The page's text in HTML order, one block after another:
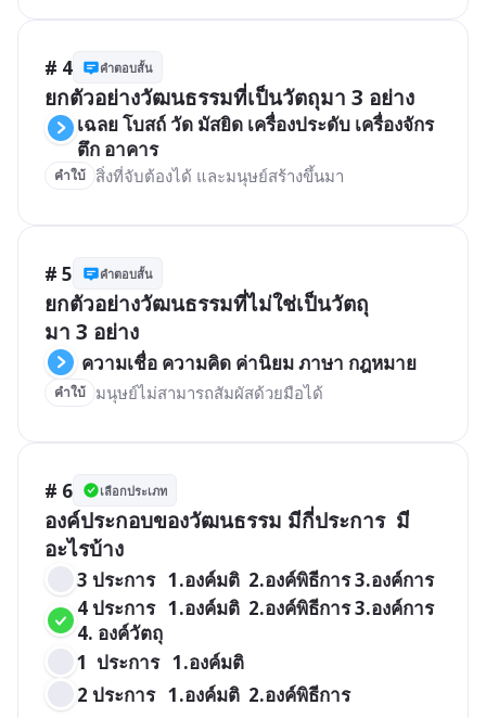
# 4 คำตอบสั้น
เฉลย โบสถ์ วัด มัสยิด เครื่องประดับ เครื่องจักร
ตึก อาคาร
คำใบ้ สิ่งที่จับต้องได้ และมนุษย์สร้างขึ้นมา
# 5 คำตอบสั้น
ยกตัวอย่างวัฒนธรรมที่ไม่ใช่เป็นวัตถุ
ความเชื่อ ความคิด ค่านิยม ภาษา กฎหมาย
คำใบ้ มนุษย์ไม่สามารถสัมผัสด้วยมือได้
# 6 เลือกประเภท
องค์ประกอบของวัฒนธรรม มีกี่ประการ  มี
3 ประการ   1.องค์มติ  2.องค์พิธีการ 3.องค์การ
4 ประการ   1.องค์มติ  2.องค์พิธีการ 3.องค์การ
4. องค์วัตถุ
1  ประการ   1.องค์มติ
2 ประการ   1.องค์มติ  2.องค์พิธีการ